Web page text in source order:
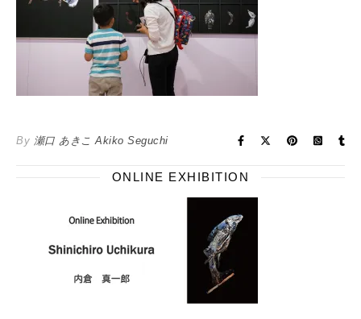
By 瀬口 あきこ Akiko Seguchi
ONLINE EXHIBITION